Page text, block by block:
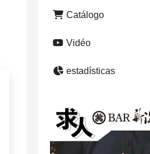
Catálogo
Vidéo
estadísticas